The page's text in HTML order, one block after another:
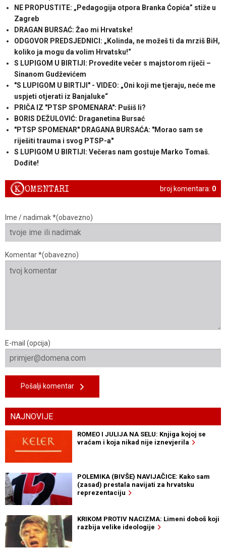
NE PROPUSTITE: „Pedagogija otpora Branka Ćopića” stiže u
Zagreb
DRAGAN BURSAĆ: Žao mi Hrvatske!
ODGOVOR PREDSJEDNICI: „Kolinda, ne možeš ti da mrziš BiH,
koliko ja mogu da volim Hrvatsku!“
S LUPIGOM U BIRTIJI: Provedite večer s majstorom riječi –
Sinanom Gudževićem
"S LUPIGOM U BIRTIJI" - VIDEO: „Oni koji me tjeraju, neće me
uspjeti otjerati iz Banjaluke“
PRIČA IZ "PTSP SPOMENARA": Pušiš li?
BORIS DEŽULOVIĆ: Draganetina Bursać
"PTSP SPOMENAR" DRAGANA BURSAĆA: "Morao sam se
riješiti trauma i svog PTSP-a"
S LUPIGOM U BIRTIJI: Večeras nam gostuje Marko Tomaš.
Dođite!
broj komentara: 0
KOMENTARI
Ime / nadimak *(obavezno)
Komentar *(obavezno)
E-mail (opcija)
Pošalji komentar
NAJNOVIJE
ROMEO I JULIJA NA SELU: Knjiga kojoj se
vraćam i koja nikad nije iznevjerila
POLEMIKA (BIVŠE) NAVIJAČICE: Kako sam
(zasad) prestala navijati za hrvatsku
reprezentaciju
KRIKOM PROTIV NACIZMA: Limeni doboš koji
razbija velike ideologije